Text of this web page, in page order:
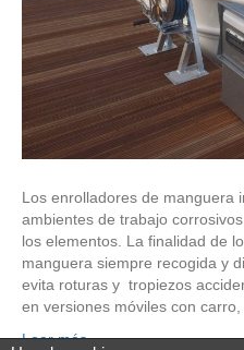
Los enrolladores de manguera
ambientes de trabajo
los elementos. La finalidad de
manguera siempre recogida y
evita roturas y tropiezos
en versiones móviles con
Leer más